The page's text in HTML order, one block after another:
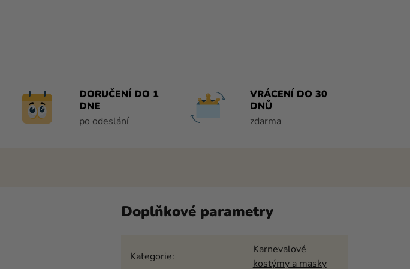
DORUČENÍ DO 1
DNE
po odeslání
VRÁCENÍ DO 30
DNŮ
zdarma
Doplňkové parametry
Kategorie:
Karnevalové
kostýmy a masky